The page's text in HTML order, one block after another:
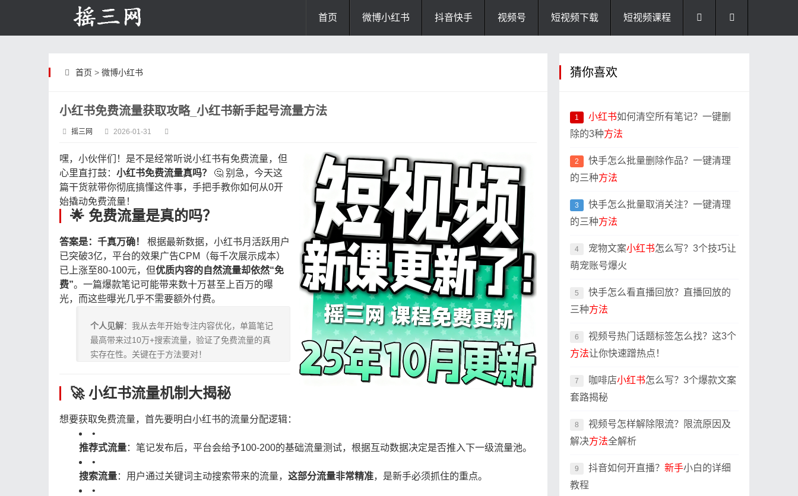
首页 微博小红书 抖音快手 视频号 短视频下载 短视频课程
首页 > 微博小红书
小红书免费流量获取攻略_小红书新手起号流量方法
摇三网 2026-01-31
嘿，小伙伴们！是不是经常听说小红书有免费流量，但
心里直打鼓： 小红书免费流量真吗？
​ 🤔 别急，今天这
篇干货就带你彻底搞懂这件事，手把手教你如何从0开
始撬动免费流量！
🌟 免费流量是真的吗？
答案是：千真万确！
​ 根据最新数据，小红书月活跃用户
已突破3亿，平台的效果广告CPM（每千次展示成本）
已上涨至80-100元，但优质内容的自然流量却依然“免
费”。一篇爆款笔记可能带来数十万甚至上百万的曝
光，而这些曝光几乎不需要额外付费。
个人见解：我从去年开始专注内容优化，单篇笔记
最高带来过10万+搜索流量，验证了免费流量的真
实存在性。关键在于方法要对！
🚀 小红书流量机制大揭秘
想要获取免费流量，首先要明白小红书的流量分配逻辑：
•
推荐式流量：笔记发布后，平台会给予100-200的基础流量测试，根据互动数据决定是否推入下一级流量池。
•
搜索流量：用户通过关键词主动搜索带来的流量， 这部分流量非常精准，是新手必须抓住的重点。
•
猜你喜欢
1 小红书如何清空所有笔记？一键删
除的3种方法
2
快手怎么批量删除作品？一键清理
的三种方法
3
快手怎么批量取消关注？一键清理
的三种方法
4 宠物文案小红书怎么写？3个技巧让
萌宠账号爆火
5
快手怎么看直播回放？直播回放的
三种方法
6
视频号热门话题标签怎么找？这3个
方法让你快速蹭热点！
7 咖啡店小红书怎么写？3个爆款文案
套路揭秘
8
视频号怎样解除限流？限流原因及
解决方法全解析
9 抖音如何开直播？ 新手小白的详细
教程